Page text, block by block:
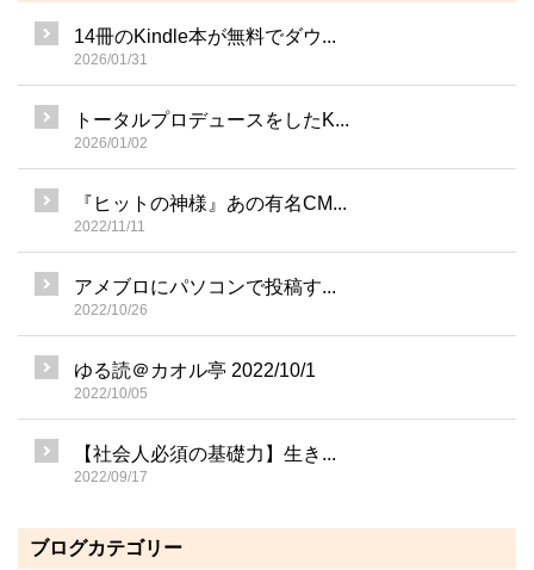
14冊のKindle本が無料でダウ...
2026/01/31
トータルプロデュースをしたK...
2026/01/02
『ヒットの神様』あの有名CM...
2022/11/11
アメブロにパソコンで投稿す...
2022/10/26
ゆる読＠カオル亭 2022/10/1
2022/10/05
【社会人必須の基礎力】生き...
2022/09/17
ブログカテゴリー